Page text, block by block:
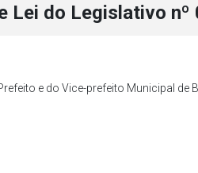
Lei do Legislativo nº
e do Vice-prefeito Municipal de